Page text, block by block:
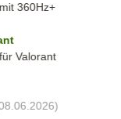
360Hz+
Valorant